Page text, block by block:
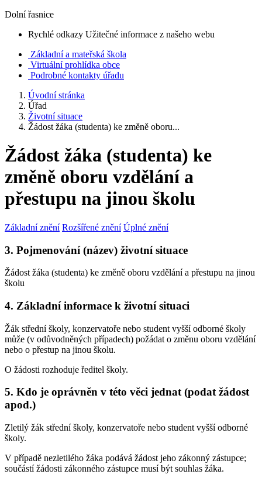
Dolní řasnice
Rychlé odkazy Užitečné informace z našeho webu
Základní a mateřská škola
Virtuální prohlídka obce
Podrobné kontakty úřadu
Úvodní stránka
Úřad
Životní situace
Žádost žáka (studenta) ke změně oboru...
Žádost žáka (studenta) ke
změně oboru vzdělání a
přestupu na jinou školu
Základní znění Rozšířené znění Úplné znění
3. Pojmenování (název) životní situace
Žádost žáka (studenta) ke změně oboru vzdělání a přestupu na jinou
školu
4. Základní informace k životní situaci
Žák střední školy, konzervatoře nebo student vyšší odborné školy
může (v odůvodněných případech) požádat o změnu oboru vzdělání
nebo o přestup na jinou školu.
O žádosti rozhoduje ředitel školy.
5. Kdo je oprávněn v této věci jednat (podat žádost
apod.)
Zletilý žák střední školy, konzervatoře nebo student vyšší odborné
školy.
V případě nezletilého žáka podává žádost jeho zákonný zástupce;
součástí žádosti zákonného zástupce musí být souhlas žáka.